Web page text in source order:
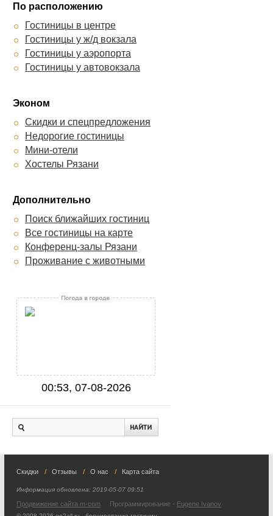
По расположению
Гостиницы в центре
Гостиницы у ж/д вокзала
Гостиницы у аэропорта
Гостиницы у автовокзала
Эконом
Скидки и спецпредложения
Недорогие гостиницы
Мини-отели
Хостелы Рязани
Дополнительно
Поиск ближайших гостиниц
Все гостиницы на карте
Конференц-залы Рязани
Проживание с животными
00:53, 07-08-2026
Скидки Отзывы О нас Карта сайта
Информация обновлена: 2019-05-07 09:51
Продвижение сайта m-com Программирование - Eugene Ivanov